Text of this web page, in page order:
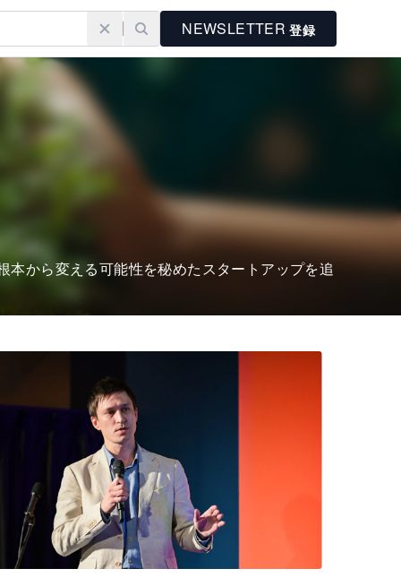
NEWSLETTER 登録
から変える可能性を秘めたスタートアップを追